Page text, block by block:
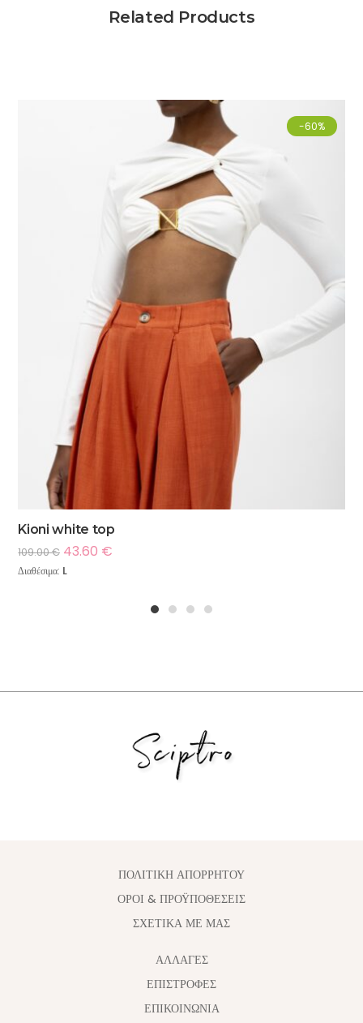
Related Products
-60%
Kioni white top
109.00€ 43.60 €
Διαθέσιμα: L
ΠΟΛΙΤΙΚΗ ΑΠΟΡΡΗΤΟΥ
ΟΡΟΙ & ΠΡΟΫΠΟΘΕΣΕΙΣ
ΣΧΕΤΙΚΑ ΜΕ ΜΑΣ
ΑΛΛΑΓΈΣ
ΕΠΙΣΤΡΟΦΕΣ
ΕΠΙΚΟΙΝΩΝΙΑ